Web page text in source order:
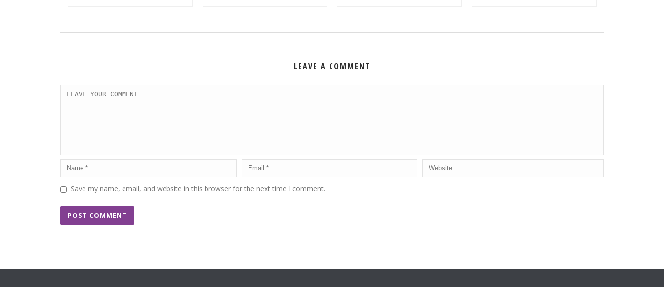
LEAVE A COMMENT
Save my name, email, and website in this browser for the next time I comment.